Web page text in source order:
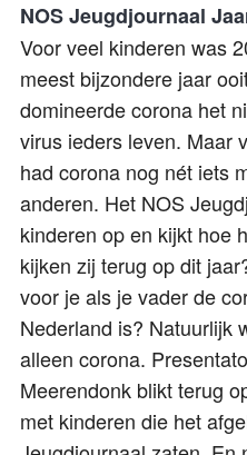
NOS Jeugdjournaal
Voor veel kinderen was
meest bijzondere jaar
domineerde corona het
virus ieders leven. Maar
had corona nog nét iets
anderen. Het NOS
kinderen op en kijkt hoe
kijken zij terug op dit
voor je als je vader de
Nederland is? Natuurlijk
alleen corona.
Meerendonk blikt terug
met kinderen die het